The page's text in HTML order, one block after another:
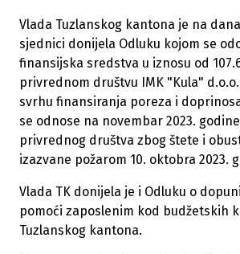
Vlada Tuzlanskog kantona je na
sjednici donijela Odluku kojom se
finansijska sredstva u iznosu od
privrednom društvu IMK "Kula" d.o.o.
svrhu finansiranja poreza i
se odnose na novembar 2023.
privrednog društva zbog štete i
izazvane požarom 10. oktobra 2023.
Vlada TK donijela je i Odluku o
pomoći zaposlenim kod budžetskih
Tuzlanskog kantona.